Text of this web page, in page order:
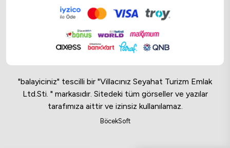
"balayiciniz" tescilli bir "Villacınız Seyahat Turizm Emlak
Ltd.Sti. " markasıdır. Sitedeki tüm görseller ve yazılar
tarafımıza aittir ve izinsiz kullanılamaz.
BöcekSoft